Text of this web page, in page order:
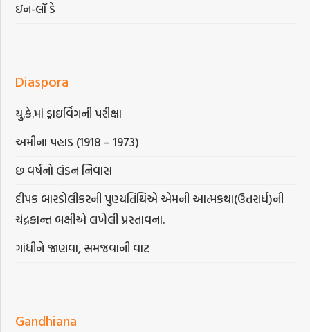
ઇન-લૉ ડે
Diaspora
યુ.કે.માં ડ્રાઇવિંગની પરીક્ષા
અમીના પહાડ (1918 – 1973)
છ વર્ષનો લંડન નિવાસ
દીપક બારડોલીકરની પુણ્યતિથિએ એમની આત્મકથા(ઉત્તરાર્ધ)ની
ચંદ્રકાન્ત બક્ષીએ લખેલી પ્રસ્તાવના.
ગાંધીને જાણવા, સમજવાની વાટ
Gandhiana